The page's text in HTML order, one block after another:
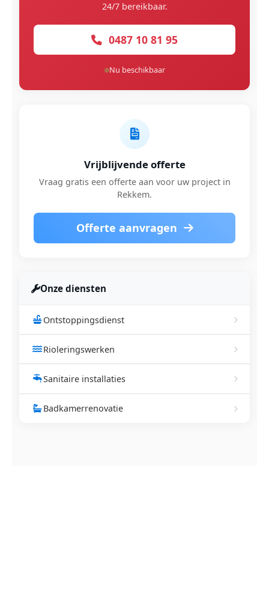
24/7 bereikbaar.
0487 10 81 95
Nu beschikbaar
Vrijblijvende offerte
Vraag gratis een offerte aan voor uw project in
Rekkem.
Offerte aanvragen
Onze diensten
Ontstoppingsdienst
Rioleringswerken
Sanitaire installaties
Badkamerrenovatie